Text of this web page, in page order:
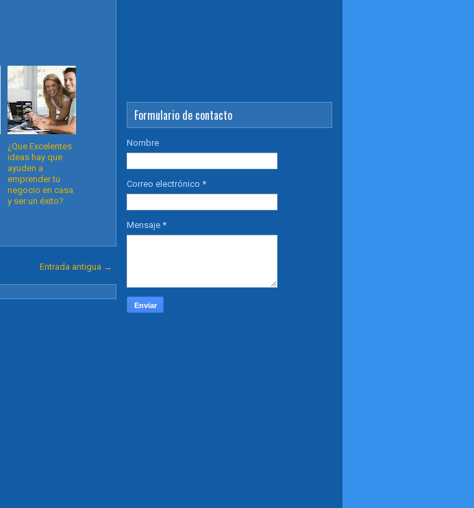
¿Que Excelentes
ideas hay que
ayuden a
emprender tu
negocio en casa
y ser un éxito?
Entrada antigua →
Formulario de contacto
Nombre
Correo electrónico *
Mensaje *